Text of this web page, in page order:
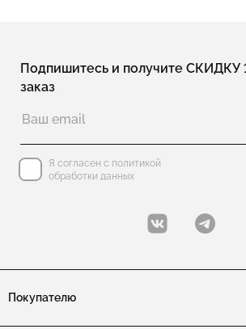
Подпишитесь и получите СКИДКУ
заказ
Я согласен с политикой
обработки данных
Покупателю